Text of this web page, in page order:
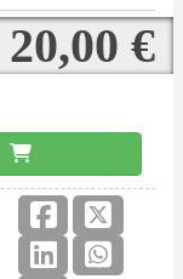
20,00 €